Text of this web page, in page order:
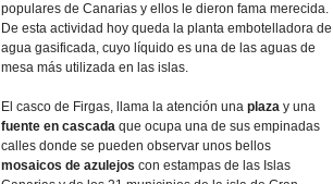
populares de Canarias y ellos le dieron fama merecida.
De esta actividad hoy queda la planta embotelladora de
agua gasificada, cuyo líquido es una de las aguas de
mesa más utilizada en las islas.
El casco de Firgas, llama la atención una plaza y una
fuente en cascada que ocupa una de sus empinadas
calles donde se pueden observar unos bellos
mosaicos de azulejos con estampas de las Islas